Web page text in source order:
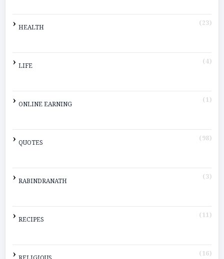
HEALTH (23)
LIFE (4)
ONLINE EARNING (1)
QUOTES (98)
RABINDRANATH (3)
RECIPES (11)
(16)